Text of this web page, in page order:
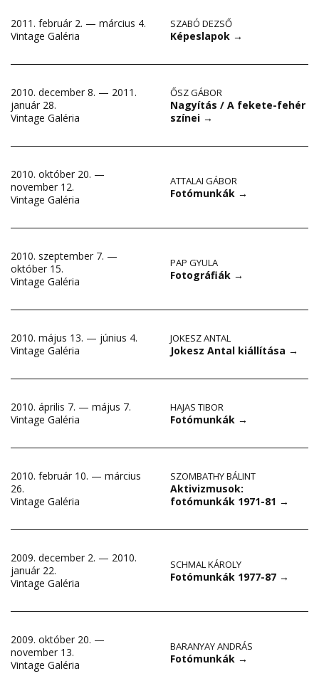
2011. február 2. — március 4.
Vintage Galéria
SZABÓ DEZSŐ
Képeslapok →
2010. december 8. — 2011.
január 28.
Vintage Galéria
ŐSZ GÁBOR
Nagyítás / A fekete-fehér
színei →
2010. október 20. —
november 12.
Vintage Galéria
ATTALAI GÁBOR
Fotómunkák →
2010. szeptember 7. —
október 15.
Vintage Galéria
PAP GYULA
Fotográfiák →
2010. május 13. — június 4.
Vintage Galéria
JOKESZ ANTAL
Jokesz Antal kiállítása →
2010. április 7. — május 7.
Vintage Galéria
HAJAS TIBOR
Fotómunkák →
2010. február 10. — március
26.
Vintage Galéria
SZOMBATHY BÁLINT
Aktivizmusok:
fotómunkák 1971-81 →
2009. december 2. — 2010.
január 22.
Vintage Galéria
SCHMAL KÁROLY
Fotómunkák 1977-87 →
2009. október 20. —
november 13.
Vintage Galéria
BARANYAY ANDRÁS
Fotómunkák →